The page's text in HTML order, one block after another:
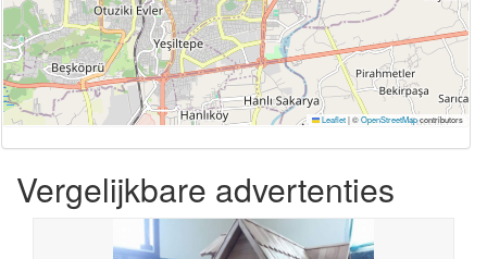
Leaflet|©OpenStreetMapcontributors
Vergelijkbare advertenties